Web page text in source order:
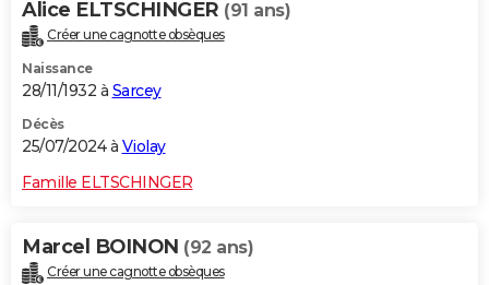
Alice ELTSCHINGER (91 ans)
Créer une cagnotte obsèques
Naissance
28/11/1932 à Sarcey
Décès
25/07/2024 à Violay
Famille ELTSCHINGER
Marcel BOINON (92 ans)
Créer une cagnotte obsèques